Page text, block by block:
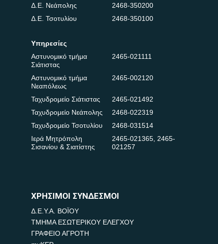
Δ.Ε. Νεάπολης
2468-350200
Δ.Ε. Τσοτυλίου
2468-350100
Υπηρεσίες
Αστυνομικό τμήμα
Σιάτιστας
2465-021111
Αστυνομικό τμήμα
Νεαπόλεως
2465-002120
Ταχυδρομείο Σιάτιστας
2465-021492
Ταχυδρομείο Νεάπολης
2468-022319
Ταχυδρομείο Τσοτυλίου
2468-031514
Ιερά Μητρόπολη
Σισανίου & Σιατίστης
2465-021365, 2465-
021257
ΧΡΗΣΙΜΟΙ ΣΥΝΔΕΣΜΟΙ
Δ.Ε.Υ.Α. ΒΟΪΟΥ
ΤΜΗΜΑ ΕΣΩΤΕΡΙΚΟΥ ΕΛΕΓΧΟΥ
ΓΡΑΦΕΙΟ ΑΓΡΟΤΗ